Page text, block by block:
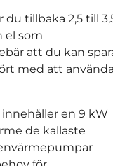
tillbaka 2,5 till
el som
att du kan
med att
en 9 kW
de kallaste